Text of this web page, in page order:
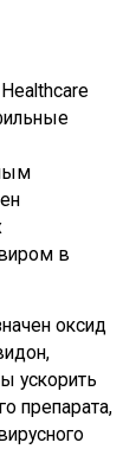
в
оксид
ускорить
препарата,